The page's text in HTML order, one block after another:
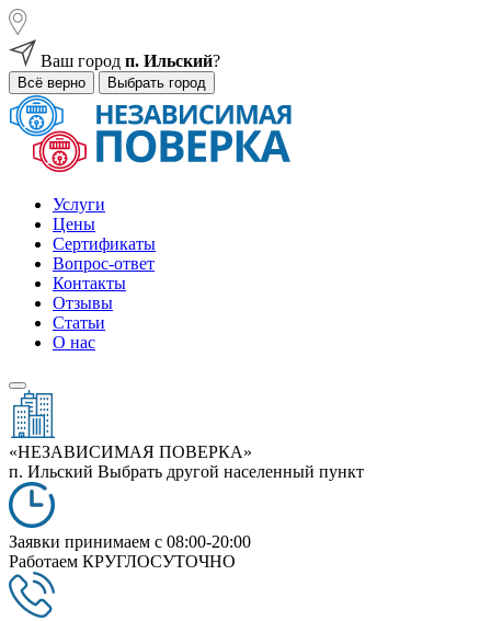
Ваш город п. Ильский?
Всё верно Выбрать город
Услуги
Цены
Сертификаты
Вопрос-ответ
Контакты
Отзывы
Статьи
О нас
«НЕЗАВИСИМАЯ ПОВЕРКА»
п. Ильский Выбрать другой населенный пункт
Заявки принимаем c 08:00-20:00
Работаем КРУГЛОСУТОЧНО